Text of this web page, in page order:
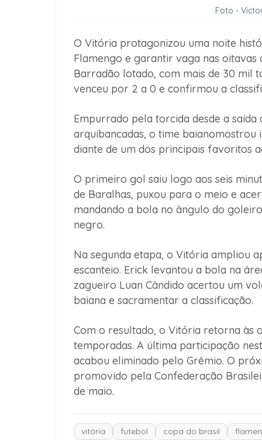
Foto -
O Vitória protagonizou uma noite
Flamengo e garantir vaga nas
Barradão lotado, com mais de 30 mil
venceu por 2 a 0 e confirmou a
Empurrado pela torcida desde a
arquibancadas, o time baianomostrou
diante de um dos principais favoritos
O primeiro gol saiu logo aos seis
de Baralhas, puxou para o meio e
mandando a bola no ângulo do
negro.
Na segunda etapa, o Vitória ampliou
escanteio. Erick levantou a bola na
zagueiro Luan Cândido acertou um
baiana e sacramentar a classificação.
Com o resultado, o Vitória retorna às
temporadas. A última participação
acabou eliminado pelo Grêmio. O
promovido pela Confederação
de maio.
vitória futebol copa do brasil